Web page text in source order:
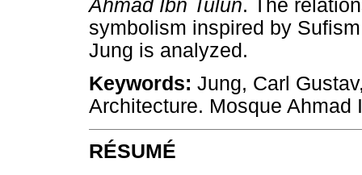
Ahmad Ibn Tulun. The
symbolism inspired by
Jung is analyzed.
Keywords: Jung, Carl
Architecture. Mosque Ahmad
RÉSUMÉ